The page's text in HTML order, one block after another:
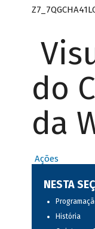
do
da
Ações
NESTA
História